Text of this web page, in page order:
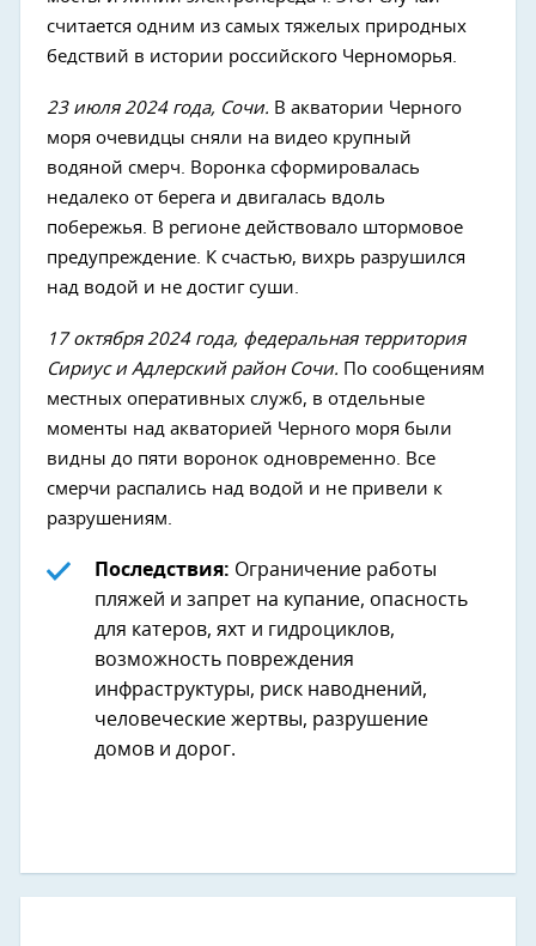
считается одним из самых тяжелых природных
бедствий в истории российского Черноморья.
23 июля 2024 года, Сочи. В акватории Черного
моря очевидцы сняли на видео крупный
водяной смерч. Воронка сформировалась
недалеко от берега и двигалась вдоль
побережья. В регионе действовало штормовое
предупреждение. К счастью, вихрь разрушился
над водой и не достиг суши.
17 октября 2024 года, федеральная территория
Сириус и Адлерский район Сочи. По сообщениям
местных оперативных служб, в отдельные
моменты над акваторией Черного моря были
видны до пяти воронок одновременно. Все
смерчи распались над водой и не привели к
разрушениям.
Последствия: Ограничение работы
пляжей и запрет на купание, опасность
для катеров, яхт и гидроциклов,
возможность повреждения
инфраструктуры, риск наводнений,
человеческие жертвы, разрушение
домов и дорог.